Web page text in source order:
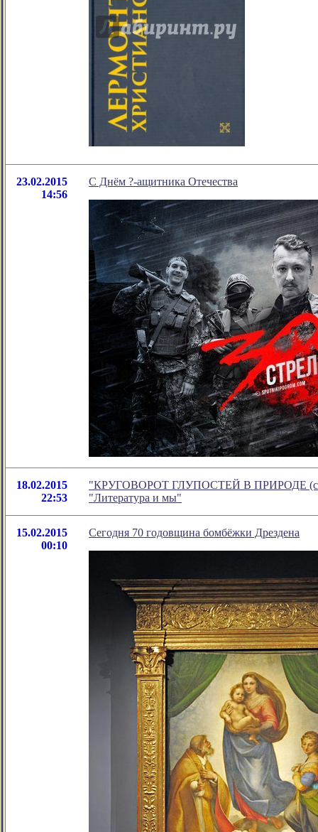
23.02.2015
14:56
С Днём ?-ащитника Отечества
18.02.2015
22:53
"КРУГОВОРОТ ГЛУПОСТЕЙ В ПРИРОДЕ
"Литература и мы"
15.02.2015
00:10
Сегодня 70 годовщина бомбёжки Дрездена